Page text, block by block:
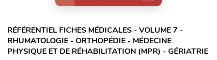
RÉFÉRENTIEL FICHES MÉDICALES - VOLUME 7 -
RHUMATOLOGIE - ORTHOPÉDIE - MÉDECINE
PHYSIQUE ET DE RÉHABILITATION (MPR) - GÉRIATRIE